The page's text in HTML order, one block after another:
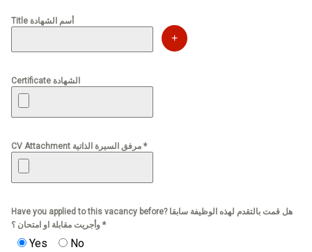
Title أسم الشهادة
Certificate الشهادة
+
CV Attachment مرفق السيرة الذاتية *
Have you applied to this vacancy before? هل قمت بالتقدم لهذه الوظيفة سابقا
وأجريت مقابلة او امتحان ؟ *
Yes No